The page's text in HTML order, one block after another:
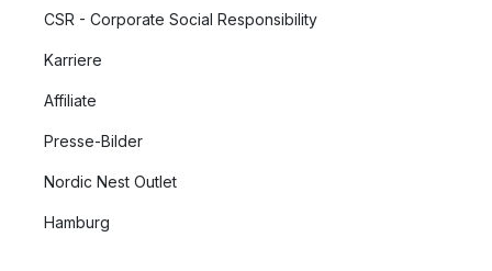
CSR - Corporate Social Responsibility
Karriere
Affiliate
Presse-Bilder
Nordic Nest Outlet
Hamburg